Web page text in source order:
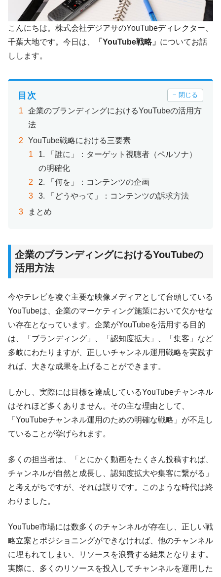
こんにちは。株式会社デジアサのYouTubeディレクター、
千葉大地です。今日は、
「YouTube戦略」 についてお話
しします。
目次 − 閉じる
企業のブランディングにおけるYouTubeの活用方
法
YouTube戦略における三要素
1. 「誰に」：ターゲット視聴者（ペルソナ）
の明確化
2. 「何を」：コンテンツの企画
3. 「どうやって」：コンテンツの訴求方法
まとめ
企業のブランディングにおけるYouTubeの
活用方法
今やテレビを凌ぐ主要な映像メディアとして台頭している
YouTubeは、企業のマーケティング施策において欠かせな
い存在となっています。企業がYouTubeを活用する目的
は、「ブランディング」、「認知度拡大」、「集客」など
多岐にわたりますが、正しいチャンネル運用戦略を実践す
れば、大きな成果を上げることができます。
しかし、実際には目標を達成しているYouTubeチャンネル
はそれほど多くありません。その主な理由として、
「YouTubeチャンネル運用のための明確な戦略」が不足し
ていることが挙げられます。
多くの担当者は、「とにかく動画をたくさん投稿すれば、
チャンネルが自然と成長し、認知度拡大や集客に繋がる」
と考えがちですが、それは誤りです。このような時代は終
わりました。
YouTube市場には数多くのチャンネルが存在し、正しい戦
略立案とポジショニングができなければ、他のチャンネル
に埋もれてしまい、リソースを浪費する結果となります。
実際に、多くのリソースを投入してチャンネルを運用した